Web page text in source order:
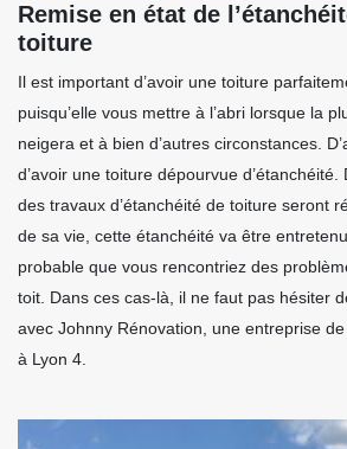
Remise en état de
toiture
Il est important d’avoir une toiture
puisqu’elle vous mettre à l’abri lorsque la
neigera et à bien d’autres circonstances.
d’avoir une toiture dépourvue d’étanchéité.
des travaux d’étanchéité de toiture seront
de sa vie, cette étanchéité va être
probable que vous rencontriez des
toit. Dans ces cas-là, il ne faut pas hésiter
avec Johnny Rénovation, une entreprise
à Lyon 4.